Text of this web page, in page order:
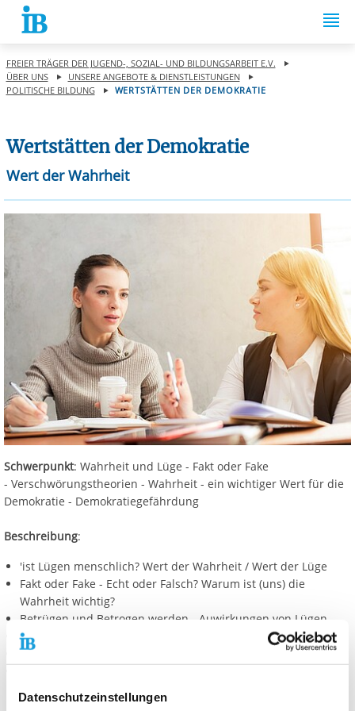
Datenschutzeinstellungen
Springe zum Inhalt
FREIER TRÄGER DER JUGEND-, SOZIAL- UND BILDUNGSARBEIT E.V.
ÜBER UNS
UNSERE ANGEBOTE & DIENSTLEISTUNGEN
POLITISCHE BILDUNG
WERTSTÄTTEN DER DEMOKRATIE
Wertstätten der Demokratie
Wert der Wahrheit
Schwerpunkt: Wahrheit und Lüge - Fakt oder Fake
- Verschwörungstheorien - Wahrheit - ein wichtiger Wert für die
Demokratie - Demokratiegefährdung
Beschreibung:
'ist Lügen menschlich? Wert der Wahrheit / Wert der Lüge
Fakt oder Fake - Echt oder Falsch? Warum ist (uns) die
Wahrheit wichtig?
Betrügen und Betrogen werden - Auwirkungen von Lügen
Wie kann ich Lügen/Fälschungen erkennen?
Wer kennt die Wahrheit - wem kann ich trauen?